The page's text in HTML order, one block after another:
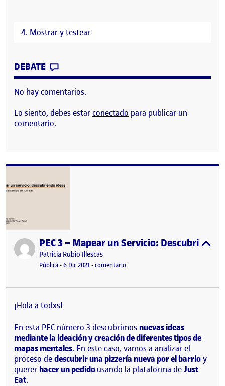
4. Mostrar y testear
DEBATE
No hay comentarios.
Lo siento, debes estarconectado para publicar un
comentario.
Publicado porPEC 3 – Mapear un Servicio: Descubriendo
Publicado por
Patricia Rubio Illescas
Visibilidad:
Pública-Fecha de publicación
6 Dic 2021 11 agosto, 2022 7:51 am
-comentario
¡Hola a todxs!
En esta PEC número 3 descubrimos nuevas ideas
mediante la ideación y creación de diferentes tipos de
mapas mentales. En este caso, vamos a analizar el
proceso dedescubrir una pizzería nueva por el barrioy
querer hacer un pedidousando la plataforma deJust
Eat.